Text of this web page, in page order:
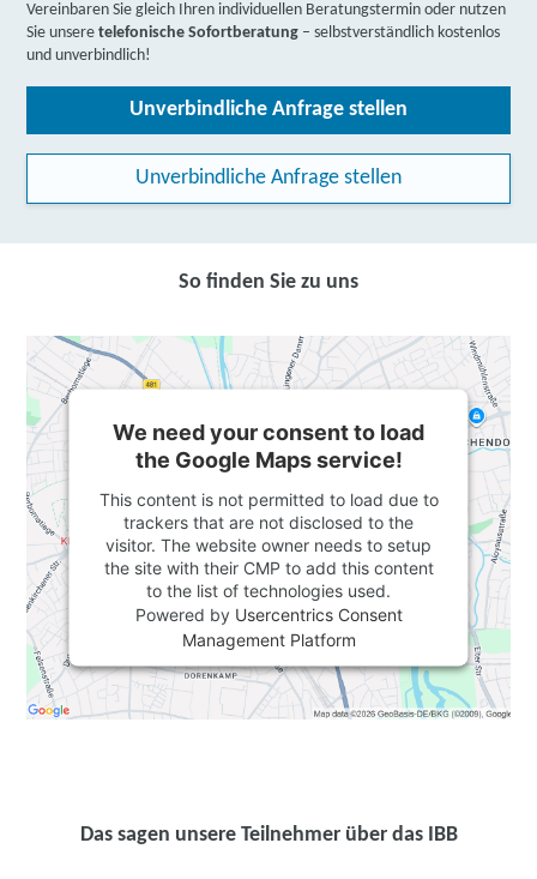
Vereinbaren Sie gleich Ihren individuellen Beratungstermin oder nutzen
Sie unseretelefonische Sofortberatung – selbstverständlich kostenlos
und unverbindlich!
Unverbindliche Anfrage stellen
Unverbindliche Anfrage stellen
So finden Sie zu uns
We need your consent to load
the Google Maps service!
This content is not permitted to load due to
trackers that are not disclosed to the
visitor. The website owner needs to setup
the site with their CMP to add this content
to the list of technologies used.
Powered by Usercentrics Consent
Management Platform
Das sagen unsere Teilnehmer über das IBB